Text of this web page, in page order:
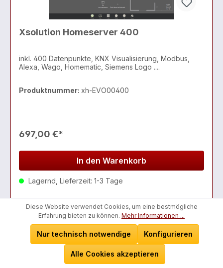
Xsolution Homeserver 400
inkl. 400 Datenpunkte, KNX Visualisierung, Modbus,
Alexa, Wago, Homematic, Siemens Logo ....
Produktnummer: xh-EVO00400
697,00 €*
In den Warenkorb
Lagernd, Lieferzeit: 1-3 Tage
Diese Website verwendet Cookies, um eine bestmögliche
Erfahrung bieten zu können. Mehr Informationen ...
Nur technisch notwendige Konfigurieren
Alle Cookies akzeptieren